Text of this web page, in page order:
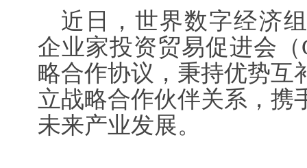
近日，世界数字经济
企业家投资贸易促进会
略合作协议，秉持优势互
立战略合作伙伴关系，携
未来产业发展。